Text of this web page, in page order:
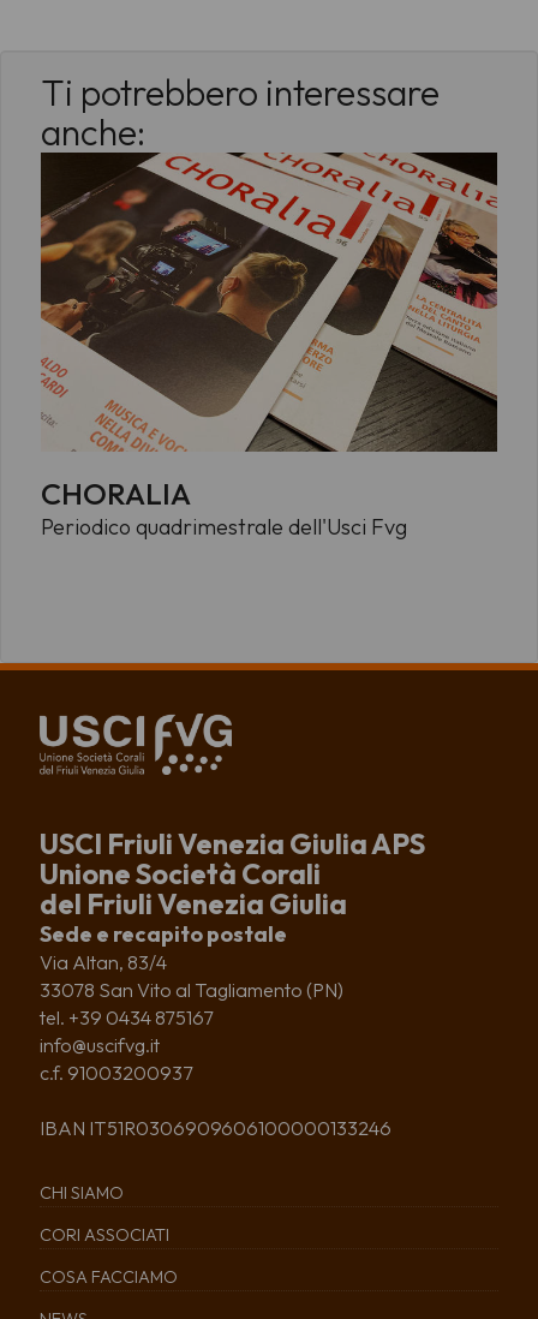
Ti potrebbero interessare
anche:
CHORALIA
Periodico quadrimestrale dell'Usci Fvg
USCI Friuli Venezia Giulia APS
Unione Società Corali
del Friuli Venezia Giulia
Sede e recapito postale
Via Altan, 83/4
33078 San Vito al Tagliamento (PN)
tel. +39 0434 875167
info@uscifvg.it
c.f. 91003200937
IBAN IT51R0306909606100000133246
CHI SIAMO
CORI ASSOCIATI
COSA FACCIAMO